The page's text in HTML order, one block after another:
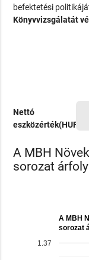
befektetési
Könyvvizsgálatát
Nettó
eszközérték(HUF)
A MBH
sorozat
A MBH
sorozat
1.37